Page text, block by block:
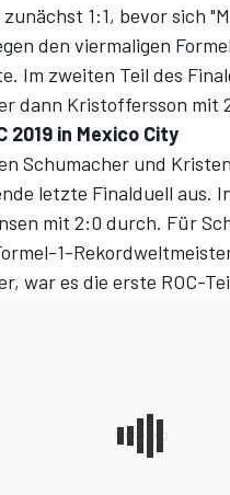
1:1, bevor sich
den viermaligen
Im zweiten Teil des
dann Kristoffersson mit
2019 in Mexico City
Schumacher und
letzte Finalduell aus.
mit 2:0 durch. Für
1-
war es die erste ROC-